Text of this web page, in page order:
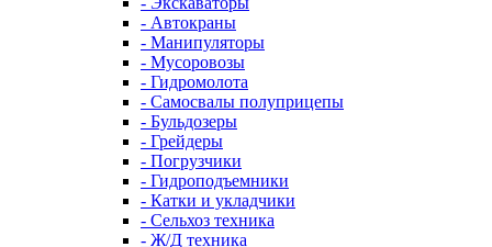
- Автокраны
- Манипуляторы
- Мусоровозы
- Гидромолота
- Самосвалы полуприцепы
- Бульдозеры
- Грейдеры
- Погрузчики
- Гидроподъемники
- Катки и укладчики
- Сельхоз техника
- Ж/Д техника